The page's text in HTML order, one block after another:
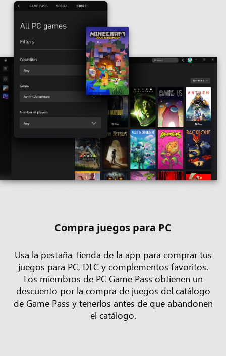
Compra juegos para PC
Usa la pestaña Tienda de la app para comprar tus
juegos para PC, DLC y complementos favoritos.
Los miembros de PC Game Pass obtienen un
descuento por la compra de juegos del catálogo
de Game Pass y tenerlos antes de que abandonen
el catálogo.